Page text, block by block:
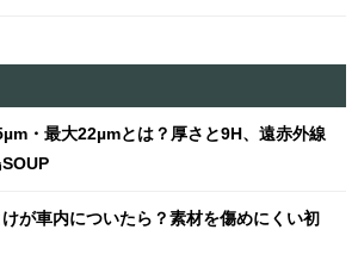
・最大22µmとは？厚さと9H、遠赤外線
が車内についたら？素材を傷めにくい初